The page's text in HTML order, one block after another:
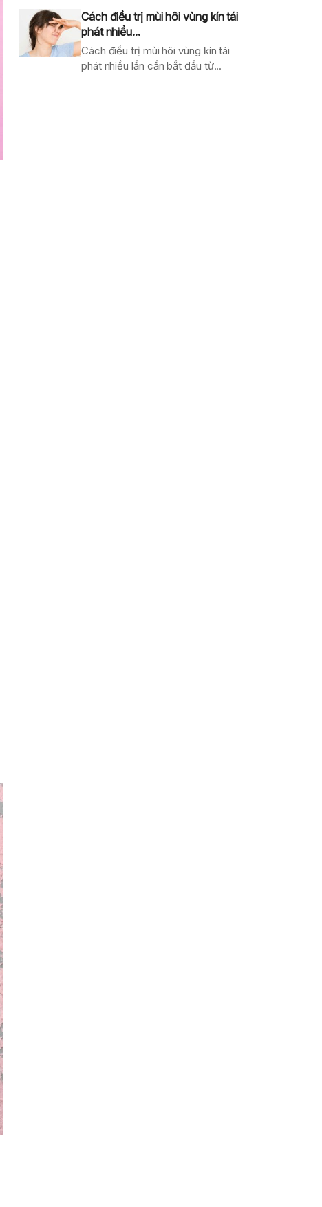
Cách điều trị mùi hôi vùng kín tái
phát nhiều...
Cách điều trị mùi hôi vùng kín tái
phát nhiều lần cần bắt đầu từ...